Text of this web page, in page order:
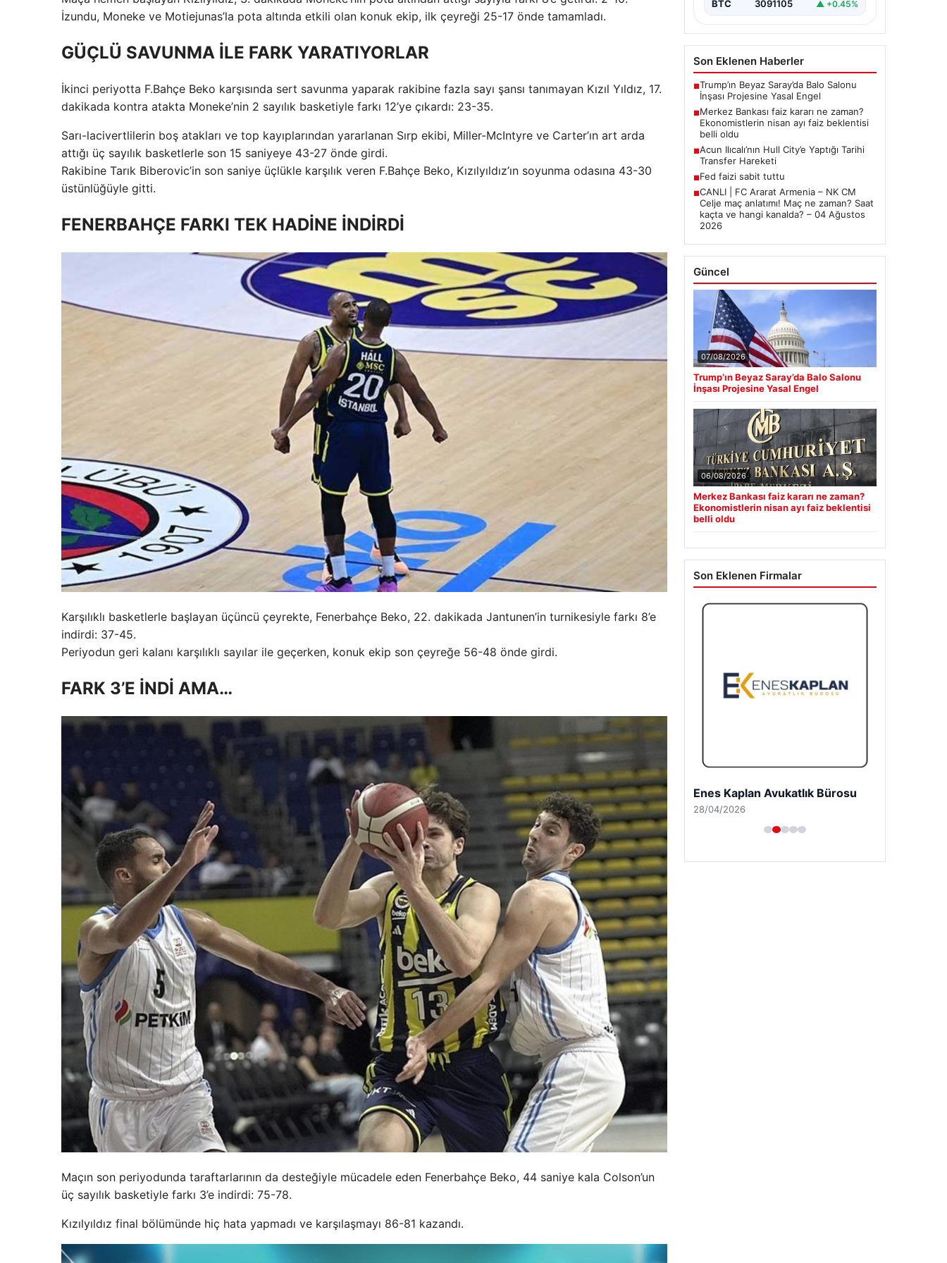
İzundu, Moneke ve Motiejunas’la pota altında etkili olan konuk ekip, ilk çeyreği 25-17 önde tamamladı.
GÜÇLÜ SAVUNMA İLE FARK YARATIYORLAR
İkinci periyotta F.Bahçe Beko karşısında sert savunma yaparak rakibine fazla sayı şansı tanımayan Kızıl Yıldız, 17.
dakikada kontra atakta Moneke’nin 2 sayılık basketiyle farkı 12’ye çıkardı: 23-35.
Sarı-lacivertlilerin boş atakları ve top kayıplarından yararlanan Sırp ekibi, Miller-McIntyre ve Carter’ın art arda
attığı üç sayılık basketlerle son 15 saniyeye 43-27 önde girdi.
Rakibine Tarık Biberovic’in son saniye üçlükle karşılık veren F.Bahçe Beko, Kızılyıldız’ın soyunma odasına 43-30
üstünlüğüyle gitti.
FENERBAHÇE FARKI TEK HADİNE İNDİRDİ
Karşılıklı basketlerle başlayan üçüncü çeyrekte, Fenerbahçe Beko, 22. dakikada Jantunen’in turnikesiyle farkı 8’e
indirdi: 37-45.
Periyodun geri kalanı karşılıklı sayılar ile geçerken, konuk ekip son çeyreğe 56-48 önde girdi.
FARK 3’E İNDİ AMA…
Maçın son periyodunda taraftarlarının da desteğiyle mücadele eden Fenerbahçe Beko, 44 ​​saniye kala Colson’un
üç sayılık basketiyle farkı 3’e indirdi: 75-78.
Kızılyıldız final bölümünde hiç hata yapmadı ve karşılaşmayı 86-81 kazandı.
BTC 3091105 ▲ +0.45%
Son Eklenen Haberler
■Trump’ın Beyaz Saray’da Balo Salonu
İnşası Projesine Yasal Engel
■Merkez Bankası faiz kararı ne zaman?
Ekonomistlerin nisan ayı faiz beklentisi
belli oldu
■Acun Ilıcalı’nın Hull City’e Yaptığı Tarihi
Transfer Hareketi
■Fed faizi sabit tuttu
■CANLI | FC Ararat Armenia – NK CM
Celje maç anlatımı! Maç ne zaman? Saat
kaçta ve hangi kanalda? – 04 Ağustos
2026
Güncel
07/08/2026
Trump’ın Beyaz Saray’da Balo Salonu
İnşası Projesine Yasal Engel
06/08/2026
Merkez Bankası faiz kararı ne zaman?
Ekonomistlerin nisan ayı faiz beklentisi
belli oldu
Son Eklenen Firmalar
Enes Kaplan Avukatlık Bürosu
28/04/2026